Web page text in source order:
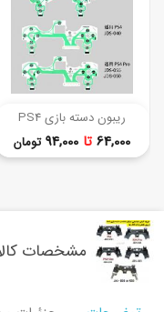
ریبون دسته بازی PS4
قیمت 64,000 تا 94,000 تومان
(28)
مشخصات